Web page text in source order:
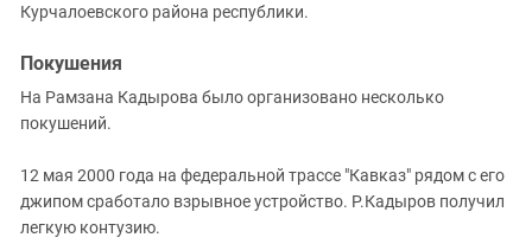
Курчалоевского района республики.
Покушения
На Рамзана Кадырова было организовано несколько
покушений.
12 мая 2000 года на федеральной трассе "Кавказ" рядом с его
джипом сработало взрывное устройство. Р.Кадыров получил
легкую контузию.